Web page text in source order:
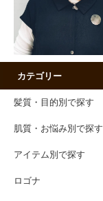
カテゴリー
髪質・目的別で探す
肌質・お悩み別で探す
アイテム別で探す
ロゴナ